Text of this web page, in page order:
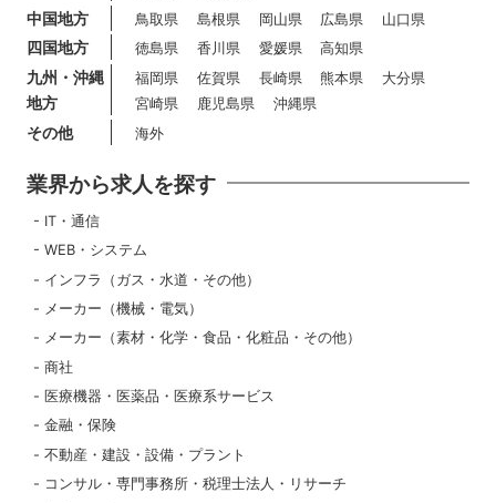
中国地方 鳥取県 島根県 岡山県 広島県 山口県
四国地方 徳島県 香川県 愛媛県 高知県
九州・沖縄
地方
福岡県 佐賀県 長崎県 熊本県
大分県
宮崎県
鹿児島県 沖縄県
その他 海外
業界から求人を探す
IT・通信
WEB・システム
インフラ（ガス・水道・その他）
メーカー（機械・電気）
メーカー（素材・化学・食品・化粧品・その他）
商社
医療機器・医薬品・医療系サービス
金融・保険
不動産・建設・設備・プラント
コンサル・専門事務所・税理士法人・リサーチ